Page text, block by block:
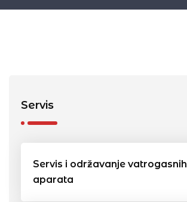
Servis
Servis i održavanje vatrogasnih
aparata